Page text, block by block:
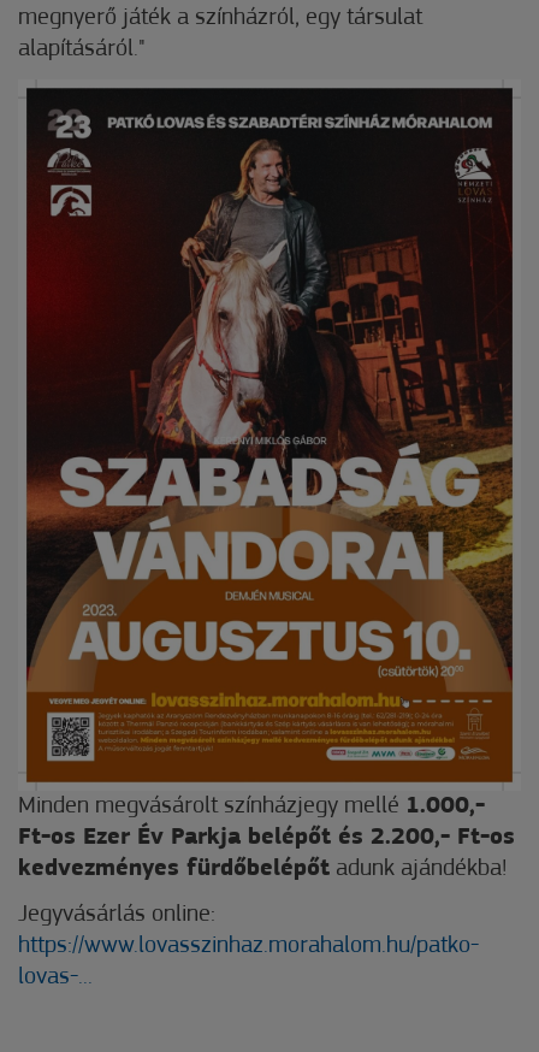
megnyerő játék a színházról, egy társulat
alapításáról."
Minden megvásárolt színházjegy mellé 1.000,-
Ft-os Ezer Év Parkja belépőt és 2.200,- Ft-os
kedvezményes fürdőbelépőt adunk ajándékba!
Jegyvásárlás online:
https://www.lovasszinhaz.morahalom.hu/patko-
lovas-...